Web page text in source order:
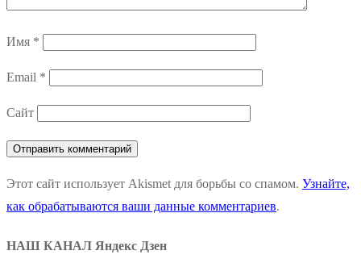
Имя *
Email *
Сайт
Этот сайт использует Akismet для борьбы со спамом. Узнайте,
как обрабатываются ваши данные комментариев.
НАШ КАНАЛ Яндекс Дзен